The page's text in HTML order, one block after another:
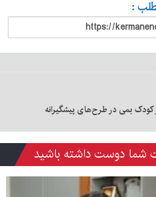
:
دوست داشته باشید